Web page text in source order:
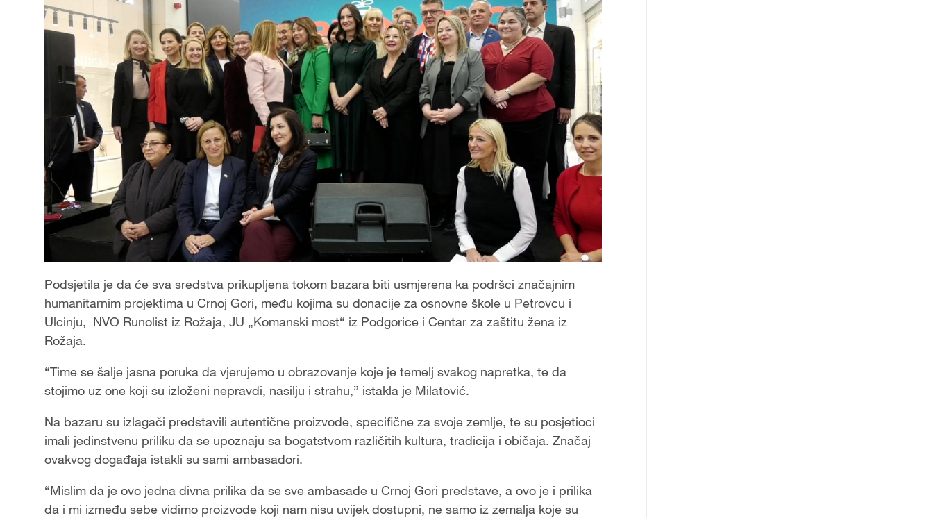
Podsjetila je da će sva sredstva prikupljena tokom bazara biti usmjerena ka podršci značajnim
humanitarnim projektima u Crnoj Gori, među kojima su donacije za osnovne škole u Petrovcu i
Ulcinju, NVO Runolist iz Rožaja, JU „Komanski most“ iz Podgorice i Centar za zaštitu žena iz
Rožaja.
“Time se šalje jasna poruka da vjerujemo u obrazovanje koje je temelj svakog napretka, te da
stojimo uz one koji su izloženi nepravdi, nasilju i strahu,” istakla je Milatović.
Na bazaru su izlagači predstavili autentične proizvode, specifične za svoje zemlje, te su posjetioci
imali jedinstvenu priliku da se upoznaju sa bogatstvom različitih kultura, tradicija i običaja. Značaj
ovakvog događaja istakli su sami ambasadori.
“Mislim da je ovo jedna divna prilika da se sve ambasade u Crnoj Gori predstave, a ovo je i prilika
da i mi između sebe vidimo proizvode koji nam nisu uvijek dostupni, ne samo iz zemalja koje su